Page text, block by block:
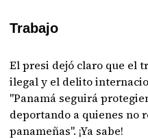
Trabajo
El presi dejó claro que el
ilegal y el delito
"Panamá seguirá
deportando a quienes no
panameñas". ¡Ya sabe!